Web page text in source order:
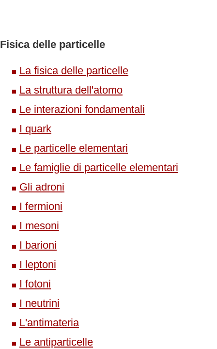
Fisica delle particelle
La fisica delle particelle
La struttura dell'atomo
Le interazioni fondamentali
I quark
Le particelle elementari
Le famiglie di particelle elementari
Gli adroni
I fermioni
I mesoni
I barioni
I leptoni
I fotoni
I neutrini
L'antimateria
Le antiparticelle